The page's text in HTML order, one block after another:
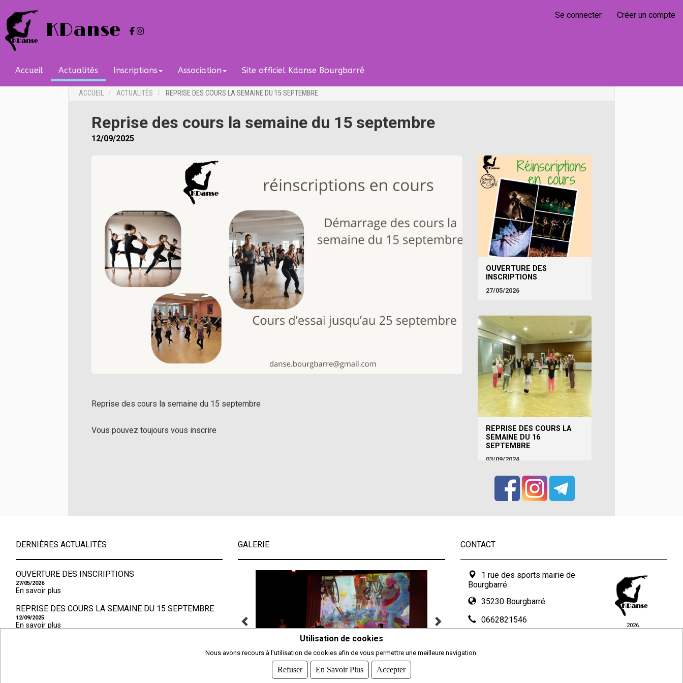
KDanse
Se connecter Créer un compte
Accueil Actualités Inscriptions Association Site officiel Kdanse Bourgbarré
ACCUEIL ACTUALITÉS REPRISE DES COURS LA SEMAINE DU 15 SEPTEMBRE
Reprise des cours la semaine du 15 septembre
12/09/2025
Reprise des cours la semaine du 15 septembre
Vous pouvez toujours vous inscrire
OUVERTURE DES
INSCRIPTIONS
27/05/2026
REPRISE DES COURS LA
SEMAINE DU 16
SEPTEMBRE
03/09/2024
DERNIÈRES ACTUALITÉS
OUVERTURE DES INSCRIPTIONS
27/05/2026
En savoir plus
REPRISE DES COURS LA SEMAINE DU 15 SEPTEMBRE
12/09/2025
En savoir plus
GALERIE CONTACT
1 rue des sports mairie de
Bourgbarré
35230 Bourgbarré
0662821546
2026
Utilisation de cookies
Nous avons recours à l'utilisation de cookies afin de vous permettre une meilleure navigation.
Refuser En Savoir Plus Accepter